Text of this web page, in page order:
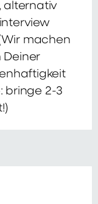
alternativ
machen
Deiner
bringe 2-3